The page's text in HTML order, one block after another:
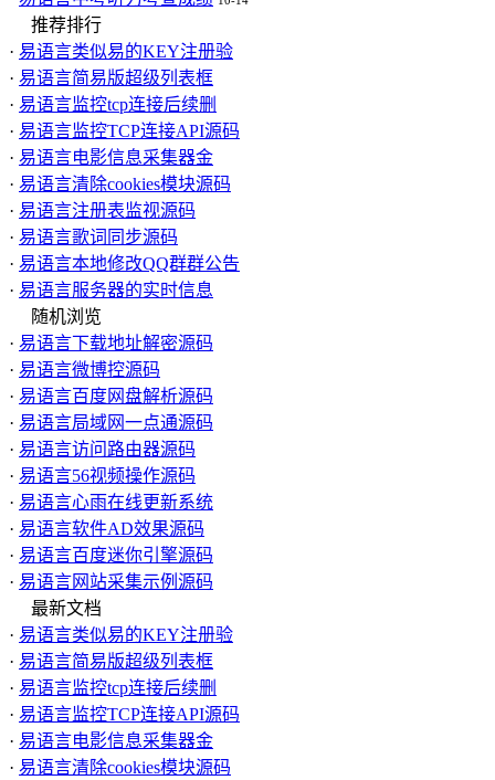
推荐排行
· 易语言类似易的KEY注册验
· 易语言简易版超级列表框
· 易语言监控tcp连接后续删
· 易语言监控TCP连接API源码
· 易语言电影信息采集器金
· 易语言清除cookies模块源码
· 易语言注册表监视源码
· 易语言歌词同步源码
· 易语言本地修改QQ群群公告
· 易语言服务器的实时信息
随机浏览
· 易语言下载地址解密源码
· 易语言微博控源码
· 易语言百度网盘解析源码
· 易语言局域网一点通源码
· 易语言访问路由器源码
· 易语言56视频操作源码
· 易语言心雨在线更新系统
· 易语言软件AD效果源码
· 易语言百度迷你引擎源码
· 易语言网站采集示例源码
最新文档
· 易语言类似易的KEY注册验
· 易语言简易版超级列表框
· 易语言监控tcp连接后续删
· 易语言监控TCP连接API源码
· 易语言电影信息采集器金
· 易语言清除cookies模块源码